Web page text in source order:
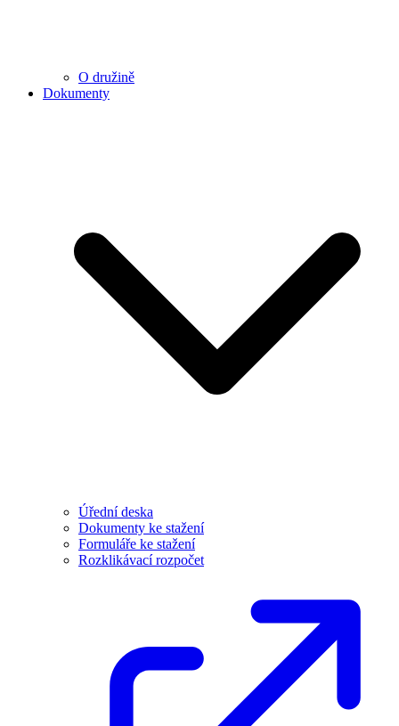
O družině
Dokumenty
Úřední deska
Dokumenty ke stažení
Formuláře ke stažení
Rozklikávací rozpočet